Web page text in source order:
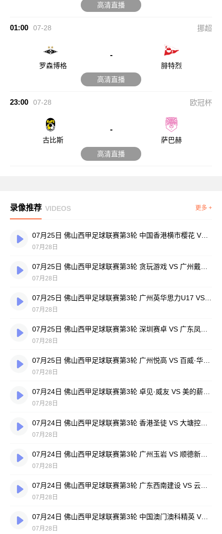
高清直播
01:00 07-28 挪超
罗森博格
-
腓特烈
高清直播
23:00 07-28 欧冠杯
古比斯
-
萨巴赫
高清直播
录像推荐 VIDEOS 更多 +
07月25日 佛山西甲足球联赛第3轮 中国香港横市樱花 VS 吉图省实青年 全场录像
07月28日
07月28日
07月28日
07月28日
07月28日
07月28日
07月28日
07月28日
07月28日
07月24日 佛山西甲足球联赛第3轮 中国澳门澳科精英 VS 藝品高國際 全场录像
07月28日